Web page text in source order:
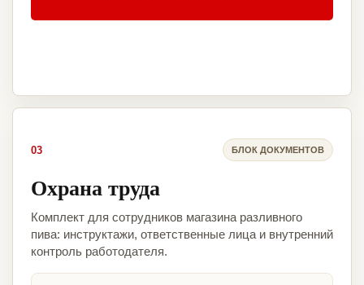
03 БЛОК ДОКУМЕНТОВ
Охрана труда
Комплект для сотрудников магазина разливного
пива: инструктажи, ответственные лица и внутренний
контроль работодателя.